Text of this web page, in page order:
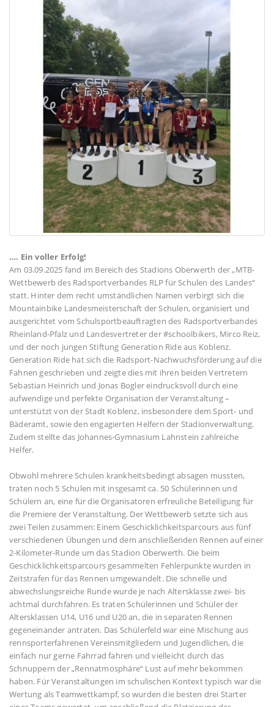
…. Ein voller Erfolg!
Am 03.09.2025 fand im Bereich des Stadions Oberwerth der „MTB-
Wettbewerb des Radsportverbandes RLP für Schulen des Landes“
statt. Hinter dem recht umständlichen Namen verbirgt sich die
Mountainbike Landesmeisterschaft der Schulen, organisiert und
ausgerichtet vom Schulsportbeauftragten des Radsportverbandes
Rheinland-Pfalz und Landesvertreter der #schoolbikers, Mirco Reiz,
und der noch jungen Stiftung Generation Ride aus Koblenz.
Generation Ride hat sich die Radsport-Nachwuchsförderung auf die
Fahnen geschrieben und zeigte dies mit ihren beiden Vertretern
Sebastian Heinrich und Jonas Bogler eindrucksvoll durch eine
aufwendige und perfekte Organisation der Veranstaltung –
unterstützt von der Stadt Koblenz, insbesondere dem Sport- und
Bäderamt, sowie den engagierten Helfern der Stadionverwaltung.
Zudem stellte das Johannes-Gymnasium Lahnstein zahlreiche
Helfer.
Obwohl mehrere Schulen krankheitsbedingt absagen mussten,
traten noch 5 Schulen mit insgesamt ca. 50 Schülerinnen und
Schülern an, eine für die Organisatoren erfreuliche Beteiligung für
die Premiere der Veranstaltung. Der Wettbewerb setzte sich aus
zwei Teilen zusammen: Einem Geschicklichkeitsparcours aus fünf
verschiedenen Übungen und dem anschließenden Rennen auf einer
2-Kilometer-Runde um das Stadion Oberwerth. Die beim
Geschicklichkeitsparcours gesammelten Fehlerpunkte wurden in
Zeitstrafen für das Rennen umgewandelt. Die schnelle und
abwechslungsreiche Runde wurde je nach Altersklasse zwei- bis
achtmal durchfahren. Es traten Schülerinnen und Schüler der
Altersklassen U14, U16 und U20 an, die in separaten Rennen
gegeneinander antraten. Das Schülerfeld war eine Mischung aus
rennsporterfahrenen Vereinsmitgliedern und Jugendlichen, die
einfach nur gerne Fahrrad fahren und vielleicht durch das
Schnuppern der „Rennatmosphäre“ Lust auf mehr bekommen
haben. Für Veranstaltungen im schulischen Kontext typisch war die
Wertung als Teamwettkampf, so wurden die besten drei Starter